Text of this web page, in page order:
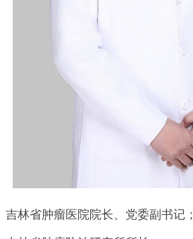
吉林省肿瘤医院院长、党委副书记；